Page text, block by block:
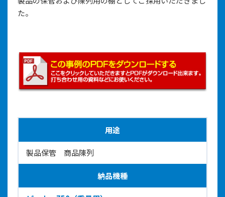
た。
用途
製品保管 商品陳列
納品機種